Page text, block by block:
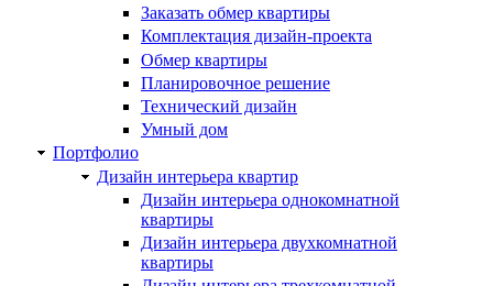
Заказать обмер квартиры
Комплектация дизайн-проекта
Обмер квартиры
Планировочное решение
Технический дизайн
Умный дом
Портфолио
Дизайн интерьера квартир
Дизайн интерьера однокомнатной
квартиры
Дизайн интерьера двухкомнатной
квартиры